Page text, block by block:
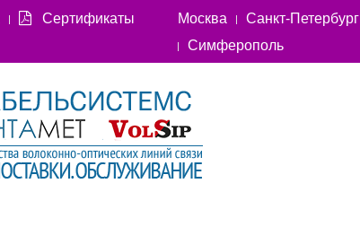
Сертификаты Москва Санкт-Петербург
Симферополь